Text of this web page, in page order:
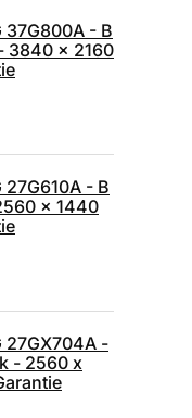
37G800A - B
3840 x 2160
lei.
- B
x 1440
lei.
27GX704A -
- 2560 x